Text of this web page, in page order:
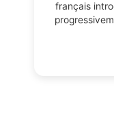
français